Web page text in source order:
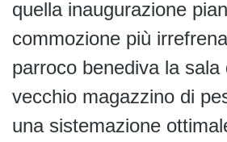
quella inaugurazione
commozione più
parroco benediva la sala
vecchio magazzino di
una sistemazione